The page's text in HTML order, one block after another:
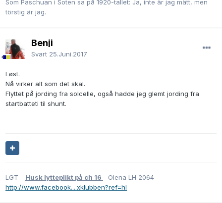
Som Paschuan i Soten sa på 1920-tallet: Ja, inte är jag mätt, men
törstig är jag.
Benji
Svart 25.Juni.2017
Løst.
Nå virker alt som det skal.
Flyttet på jording fra solcelle, også hadde jeg glemt jording fra
startbatteti til shunt.
LGT - Husk lytteplikt på ch 16 - Olena LH 2064 -
http://www.facebook....xklubben?ref=hl